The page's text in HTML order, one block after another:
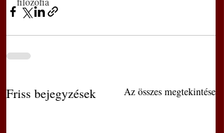
Friss bejegyzések Az összes megtekintése